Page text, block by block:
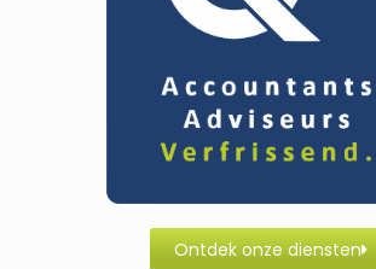
Ontdek onze diensten